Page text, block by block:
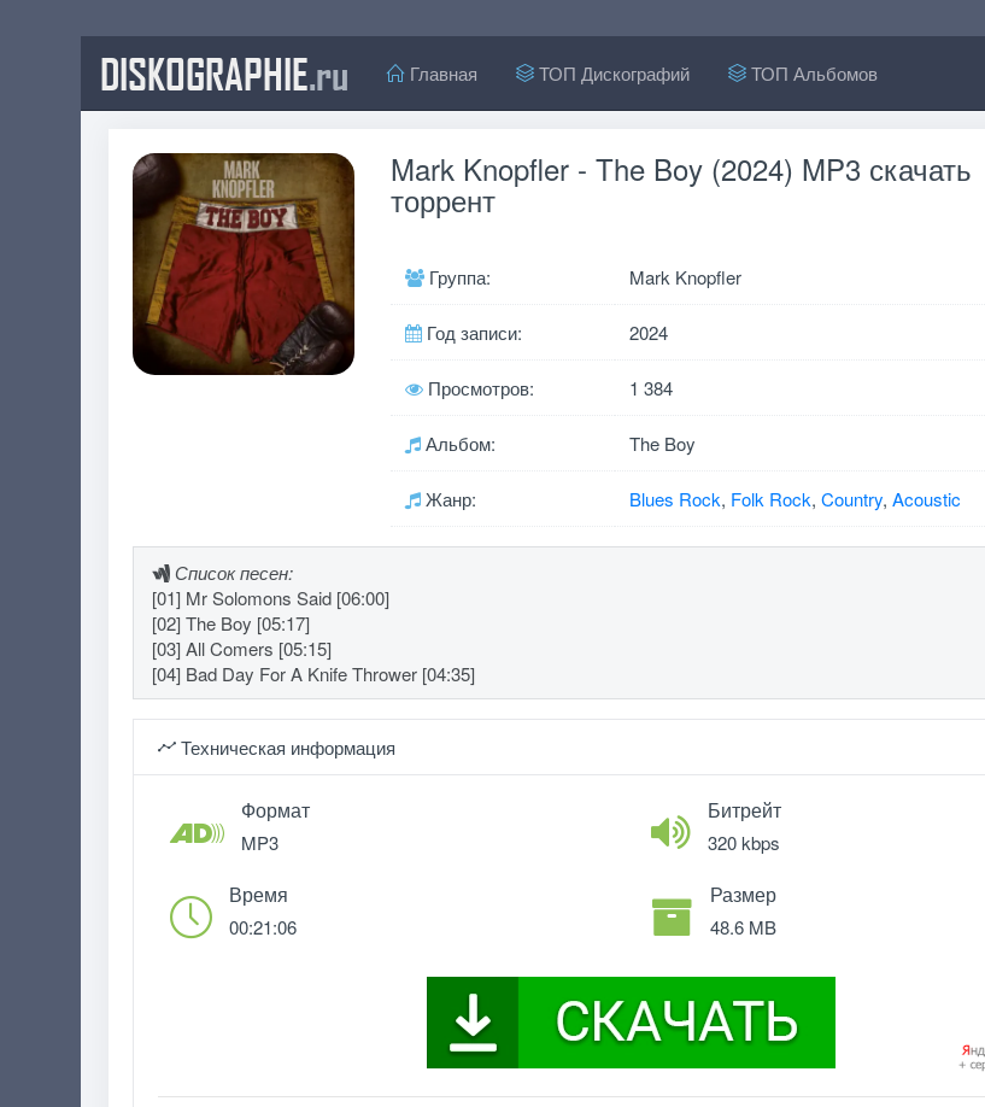
DISKOGRAPHIE.ru Главная ТОП Дискографий ТОП Альбомов
Mark Knopfler - The Boy (2024) MP3 скачать
торрент
Группа: Mark Knopfler
Год записи: 2024
Просмотров: 1 384
Альбом: The Boy
Жанр: Blues Rock, Folk Rock, Country, Acoustic
Список песен:
[01] Mr Solomons Said [06:00]
[02] The Boy [05:17]
[03] All Comers [05:15]
[04] Bad Day For A Knife Thrower [04:35]
Техническая информация
Формат
MP3
Битрейт
320 kbps
Время
00:21:06
Размер
48.6 MB